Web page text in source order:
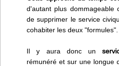
d'autant plus dommageable
de supprimer le service
cohabiter les deux "formules".
Il y aura donc un
rémunéré et sur une longue